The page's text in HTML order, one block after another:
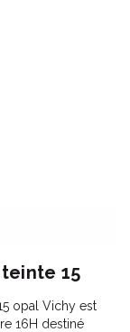
15
opal Vichy est
16H destiné